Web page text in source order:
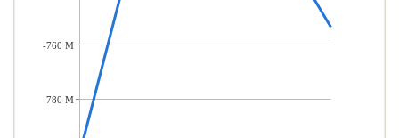
-760 M
-780 M